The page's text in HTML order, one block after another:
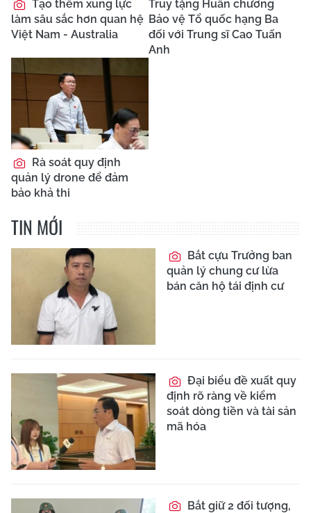
Tạo thêm xung lực
làm sâu sắc hơn quan hệ
Việt Nam - Australia
Truy tặng Huân chương
Bảo vệ Tổ quốc hạng Ba
đối với Trung sĩ Cao Tuấn
Anh
Rà soát quy định
quản lý drone để đảm
bảo khả thi
TIN MỚI
Bắt cựu Trưởng ban
quản lý chung cư lừa
bán căn hộ tái định cư
Đại biểu đề xuất quy
định rõ ràng về kiểm
soát dòng tiền và tài sản
mã hóa
Bắt giữ 2 đối tượng,